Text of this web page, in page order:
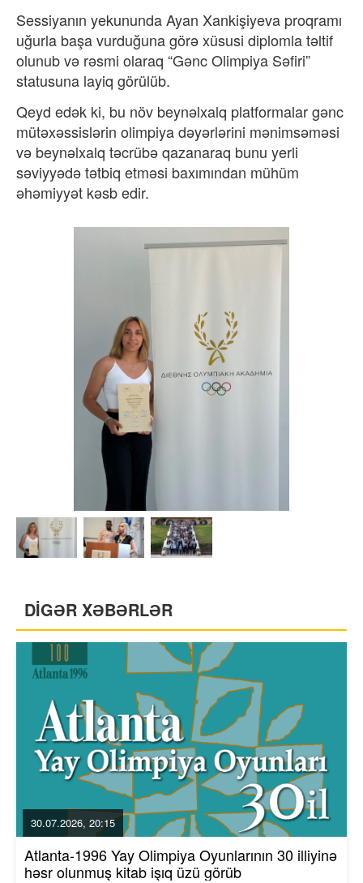
Sessiyanın yekununda Ayan Xankişiyeva proqramı
uğurla başa vurduğuna görə xüsusi diplomla təltif
olunub və rəsmi olaraq “Gənc Olimpiya Səfiri”
statusuna layiq görülüb.
Qeyd edək ki, bu növ beynəlxalq platformalar gənc
mütəxəssislərin olimpiya dəyərlərini mənimsəməsi
və beynəlxalq təcrübə qazanaraq bunu yerli
səviyyədə tətbiq etməsi baxımından mühüm
əhəmiyyət kəsb edir.
DİGƏR XƏBƏRLƏR
30.07.2026, 20:15
Atlanta-1996 Yay Olimpiya Oyunlarının 30 illiyinə
həsr olunmuş kitab işıq üzü görüb